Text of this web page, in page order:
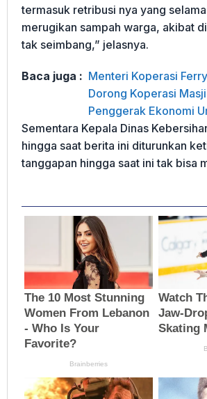
termasuk retribusi nya yang
merugikan sampah warga, akibat
tak seimbang,” jelasnya.
Baca juga : Menteri Koperasi
Dorong Koperasi
Penggerak Ekonomi
Sementara Kepala Dinas
hingga saat berita ini diturunkan
tanggapan hingga saat ini tak bisa